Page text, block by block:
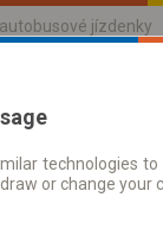
jízdenky
Jízdni řády a jízdenky
technologies
or change